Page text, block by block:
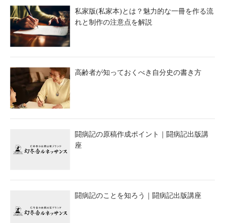
私家版(私家本)とは？魅力的な一冊を作る流
れと制作の注意点を解説
高齢者が知っておくべき自分史の書き方
闘病記の原稿作成ポイント｜闘病記出版講
座
闘病記のことを知ろう｜闘病記出版講座